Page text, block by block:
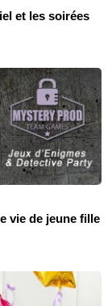
et les soirées
vie de jeune fille